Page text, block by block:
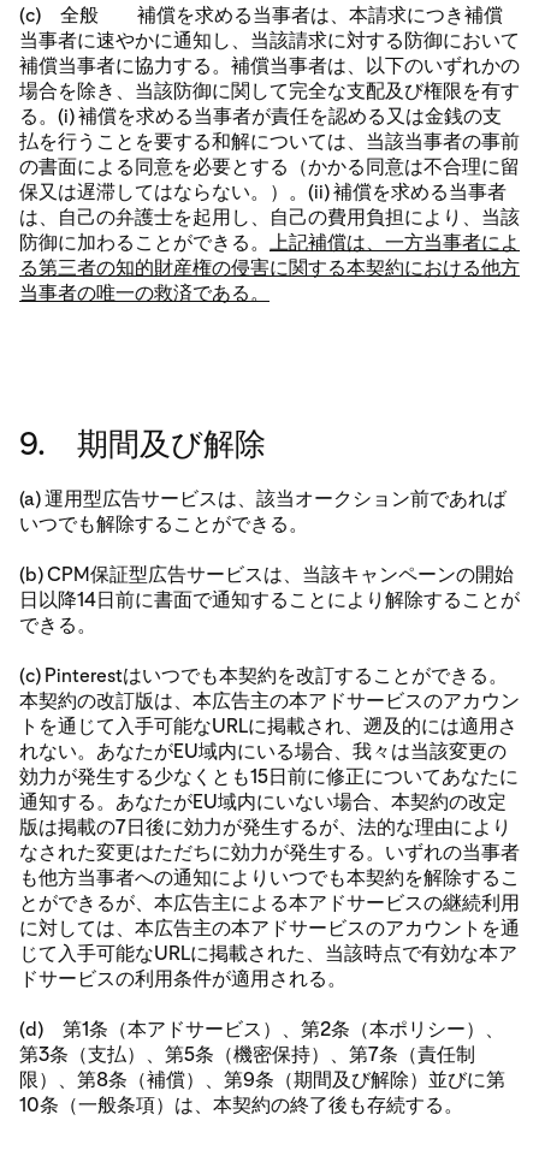
(c) 全般 補償を求める当事者は、本請求につき補償
当事者に速やかに通知し、当該請求に対する防御において
補償当事者に協力する。補償当事者は、以下のいずれかの
場合を除き、当該防御に関して完全な支配及び権限を有す
る。(i) 補償を求める当事者が責任を認める又は金銭の支
払を行うことを要する和解については、当該当事者の事前
の書面による同意を必要とする（かかる同意は不合理に留
保又は遅滞してはならない。）。(ii) 補償を求める当事者
は、自己の弁護士を起用し、自己の費用負担により、当該
防御に加わることができる。 上記補償は、一方当事者によ
る第三者の知的財産権の侵害に関する本契約における他方
当事者の唯一の救済である。
9. 期間及び解除
(a) 運用型広告サービスは、該当オークション前であれば
いつでも解除することができる。
(b) CPM保証型広告サービスは、当該キャンペーンの開始
日以降14日前に書面で通知することにより解除することが
できる。
(c) Pinterestはいつでも本契約を改訂することができる。
本契約の改訂版は、本広告主の本アドサービスのアカウン
トを通じて入手可能なURLに掲載され、遡及的には適用さ
れない。あなたがEU域内にいる場合、我々は当該変更の
効力が発生する少なくとも15日前に修正についてあなたに
通知する。あなたがEU域内にいない場合、本契約の改定
版は掲載の7日後に効力が発生するが、法的な理由により
なされた変更はただちに効力が発生する。いずれの当事者
も他方当事者への通知によりいつでも本契約を解除するこ
とができるが、本広告主による本アドサービスの継続利用
に対しては、本広告主の本アドサービスのアカウントを通
じて入手可能なURLに掲載された、当該時点で有効な本ア
ドサービスの利用条件が適用される。
(d) 第1条（本アドサービス）、第2条（本ポリシー）、
第3条（支払）、第5条（機密保持）、第7条（責任制
限）、第8条（補償）、第9条（期間及び解除）並びに第
10条（一般条項）は、本契約の終了後も存続する。